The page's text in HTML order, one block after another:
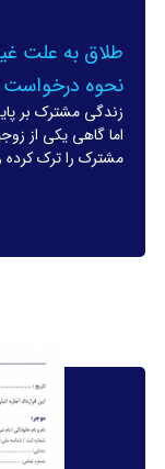
طلاق به علت
نحوه درخواست
زندگی مشترک بر
اما گاهی یکی از
مشترک را ترک